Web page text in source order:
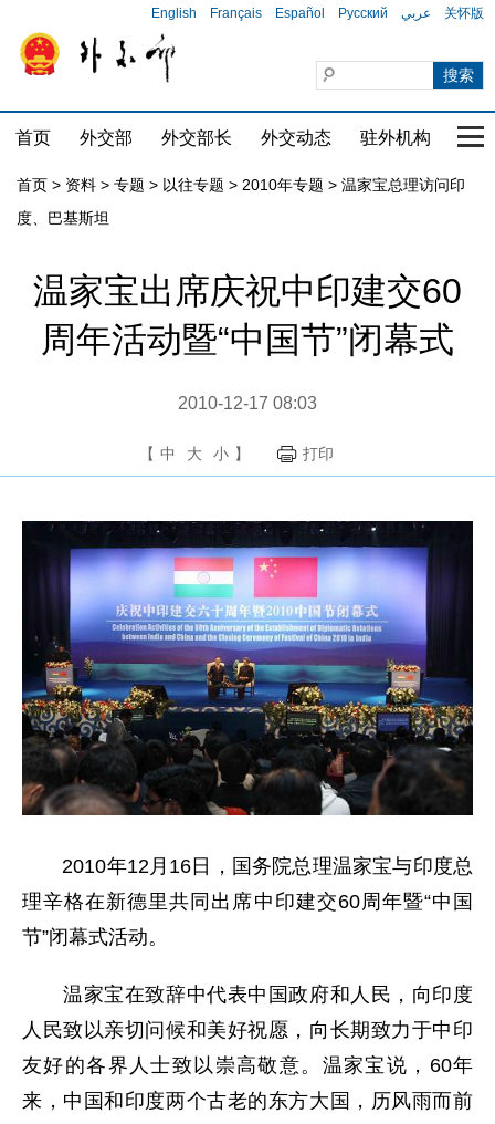
English Français Español Русский عربي 关怀版
首页 外交部 外交部长 外交动态 驻外机构 国
首页 > 资料 > 专题 > 以往专题 > 2010年专题 > 温家宝总理访问印
度、巴基斯坦
温家宝出席庆祝中印建交60
周年活动暨“中国节”闭幕式
2010-12-17 08:03
【 中 大 小 】 打印
2010年12月16日，国务院总理温家宝与印度总
理辛格在新德里共同出席中印建交60周年暨“中国
节”闭幕式活动。
温家宝在致辞中代表中国政府和人民，向印度
人民致以亲切问候和美好祝愿，向长期致力于中印
友好的各界人士致以崇高敬意。温家宝说，60年
来，中国和印度两个古老的东方大国，历风雨而前